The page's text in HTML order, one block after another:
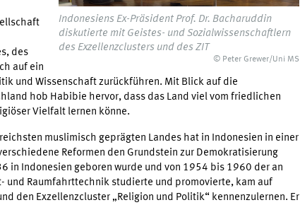
Indonesiens Ex-Präsident Prof. Dr. Bacharuddin
diskutierte mit Geistes- und Sozialwissenschaftlern
des Exzellenzclusters und des ZIT
© Peter Grewer/Uni MS
des
auf ein
und Wissenschaft zurückführen. Mit Blick auf die
hob Habibie hervor, dass das Land viel vom friedlichen
Vielfalt lernen könne.
muslimisch geprägten Landes hat in Indonesien in einer
Reformen den Grundstein zur Demokratisierung
in Indonesien geboren wurde und von 1954 bis 1960 der an
und Raumfahrttechnik studierte und promovierte, kam auf
den Exzellenzcluster „Religion und Politik“ kennenzulernen. Er